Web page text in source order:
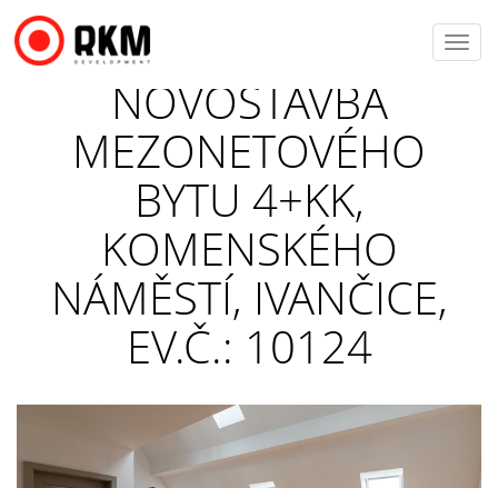
NOVOSTAVBA
MEZONETOVÉHO
BYTU 4+KK,
KOMENSKÉHO
NÁMĚSTÍ, IVANČICE,
EV.Č.: 10124